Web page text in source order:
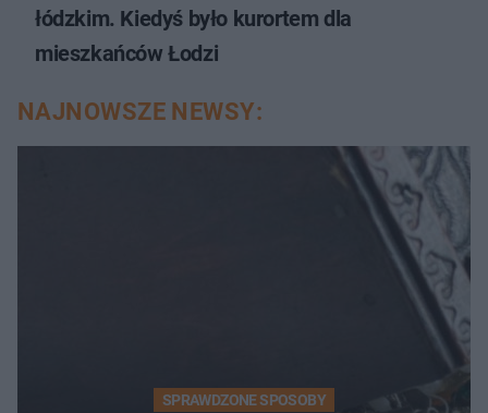
łódzkim. Kiedyś było kurortem dla
mieszkańców Łodzi
NAJNOWSZE NEWSY:
SPRAWDZONE SPOSOBY